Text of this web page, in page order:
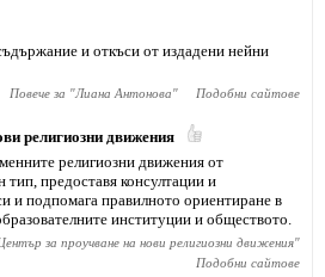
и откъси от издадени нейни
Повече за "Лиана Антонова" Подобни сайтове
религиозни движения
религиозни движения от
тип, предоставя консултации и
и подпомага правилното ориентиране в
институции и обществото.
за проучване на нови религиозни движения"
Подобни сайтове